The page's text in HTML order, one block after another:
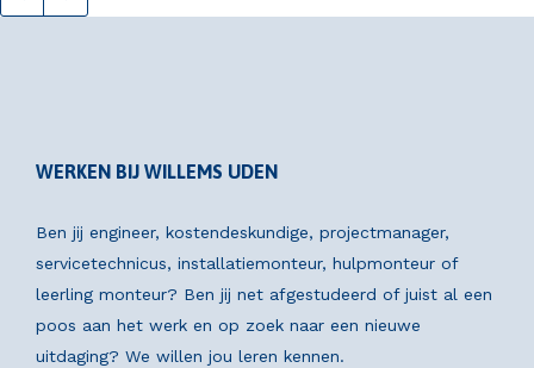
WERKEN BIJ WILLEMS UDEN
Ben jij engineer, kostendeskundige, projectmanager,
servicetechnicus, installatiemonteur, hulpmonteur of
leerling monteur? Ben jij net afgestudeerd of juist al een
poos aan het werk en op zoek naar een nieuwe
uitdaging? We willen jou leren kennen.